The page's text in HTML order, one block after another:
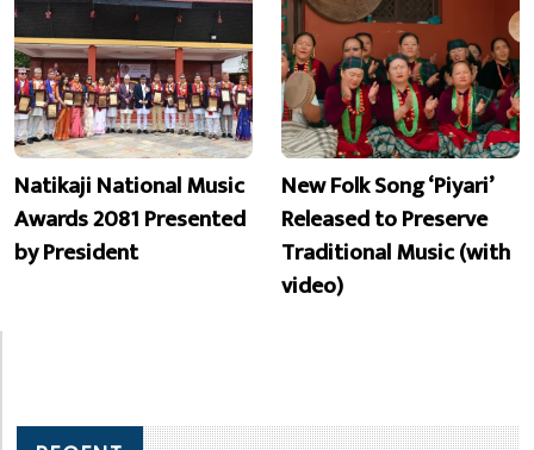
Natikaji National Music
Awards 2081 Presented
by President
New Folk Song ‘Piyari’
Released to Preserve
Traditional Music (with
video)